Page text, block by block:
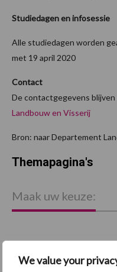
We value your
Studiedagen en infosessie
Alle studiedagen worden
met 19 april 2020
Contact
De contactgegevens blijven
Landbouw en Visserij
Bron: naar Departement
Themapagina's
Maak uw keuze:
Dierengezondheid